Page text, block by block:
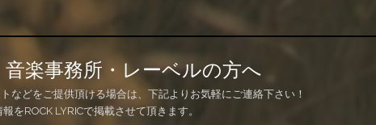
楽事務所・レーベルの方へ
などをご提供頂ける場合は、下記よりお気軽にご連絡下さい！
をROCK LYRICで掲載させて頂きます。